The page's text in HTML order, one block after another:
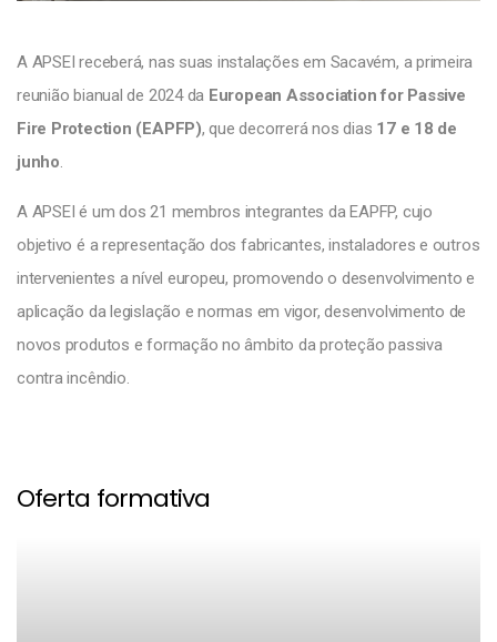
A APSEI receberá, nas suas instalações em Sacavém, a primeira
reunião bianual de 2024 da European Association for Passive
Fire Protection (EAPFP), que decorrerá nos dias 17 e 18 de
junho.
A APSEI é um dos 21 membros integrantes da EAPFP, cujo
objetivo é a representação dos fabricantes, instaladores e outros
intervenientes a nível europeu, promovendo o desenvolvimento e
aplicação da legislação e normas em vigor, desenvolvimento de
novos produtos e formação no âmbito da proteção passiva
contra incêndio.
Oferta formativa